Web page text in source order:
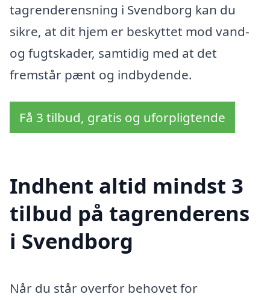
tagrenderensning i Svendborg kan du
sikre, at dit hjem er beskyttet mod vand-
og fugtskader, samtidig med at det
fremstår pænt og indbydende.
Få 3 tilbud, gratis og uforpligtende
Indhent altid mindst 3
tilbud på tagrenderens
i Svendborg
Når du står overfor behovet for